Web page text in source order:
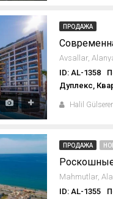
ПРОДАЖА
ID: AL-1358
Дуплекс,
Halil
ПРОДАЖА
ID: AL-1355